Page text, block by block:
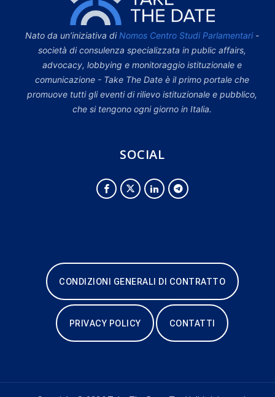
Nato da un’iniziativa di Nomos Centro Studi Parlamentari-
società di consulenza specializzata in public affairs,
advocacy, lobbying e monitoraggio istituzionale e
comunicazione - Take The Date è il primo portale che
promuove tutti gli eventi di rilievo istituzionale e pubblico,
che si tengono ogni giorno in Italia.
SOCIAL
CONDIZIONI GENERALI DI CONTRATTO
PRIVACY POLICY CONTATTI